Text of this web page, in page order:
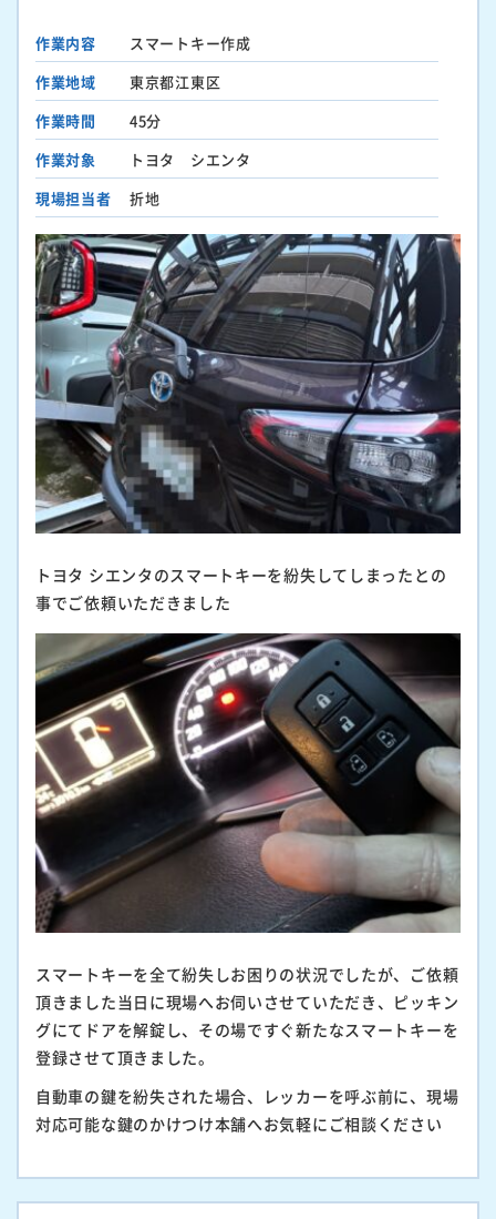
作業内容
スマートキー作成
作業地域
東京都江東区
作業時間
45分
作業対象
トヨタ シエンタ
現場担当者
折地
トヨタ シエンタのスマートキーを紛失してしまったとの
事でご依頼いただきました
スマートキーを全て紛失しお困りの状況でしたが、ご依頼
頂きました当日に現場へお伺いさせていただき、ピッキン
グにてドアを解錠し、その場ですぐ新たなスマートキーを
登録させて頂きました。
自動車の鍵を紛失された場合、レッカーを呼ぶ前に、現場
対応可能な鍵のかけつけ本舗へお気軽にご相談ください